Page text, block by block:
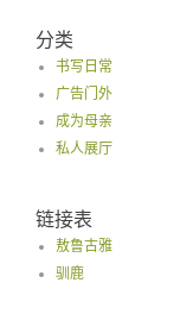
分类
书写日常
广告门外
成为母亲
私人展厅
链接表
敖鲁古雅
驯鹿